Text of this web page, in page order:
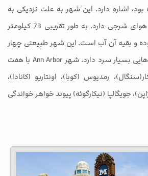
بود، اشاره دارد. این شهر به علت نزدیکی به
دریاچه میشیگان، آب و هوای شرجی دارد. به طور تقریبی 73 کیلومتر
و بقیه آن آب است. این شهر طبیعتی چهار
فصل داشته و زمستان هایی بسیار سرد دارد. شهر Ann Arbor با هفت
رمدیوس (کوبا)، اونتاریو (کانادا)،
جویگالپا (نیکارگوئه) پیوند خواهر خواندگی